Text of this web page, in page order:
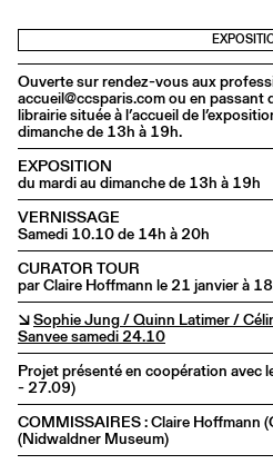
Ouverte sur rendez-vous aux
accueil@ccsparis.com ou en passant
librairie située à l’accueil de
dimanche de 13h à 19h.
EXPOSITION
du mardi au dimanche de 13h à 19h
VERNISSAGE
Samedi 10.10 de 14h à 20h
CURATOR TOUR
par Claire Hoffmann le 21 janvier à
↘Sophie Jung / Quinn Latimer /
Sanvee samedi 24.10
Projet présenté en coopération avec
- 27.09)
COMMISSAIRES : Claire Hoffmann
(Nidwaldner Museum)